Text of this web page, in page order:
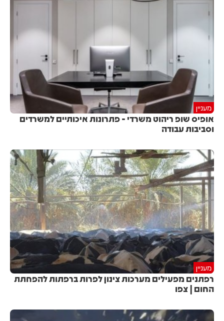
מעניין
אופיס שופ ריהוט משרדי - פתרונות איכותיים למשרדים
וסביבות עבודה
מעניין
רפתנים מפעילים מערכות צינון לפרות ברפתות להפחתת
החום | צפו